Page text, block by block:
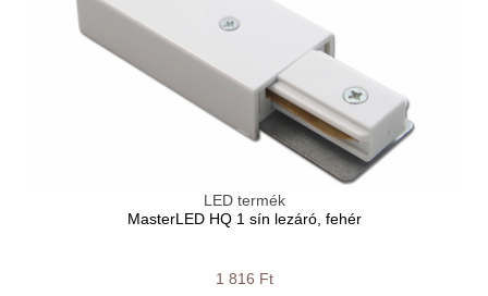
LED termék
MasterLED HQ 1 sín lezáró, fehér
1 816 Ft